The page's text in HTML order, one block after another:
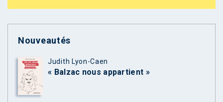
Nouveautés
Judith Lyon-Caen
« Balzac nous appartient »